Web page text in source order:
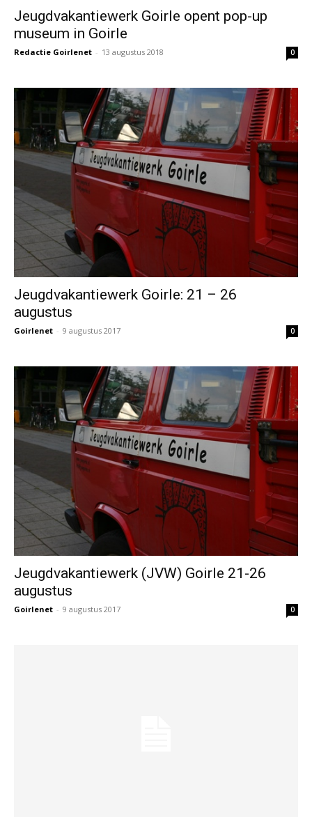
Jeugdvakantiewerk Goirle opent pop-up
museum in Goirle
Redactie Goirlenet - 13 augustus 2018 0
Jeugdvakantiewerk Goirle: 21 – 26
augustus
Goirlenet - 9 augustus 2017 0
Jeugdvakantiewerk (JVW) Goirle 21-26
augustus
Goirlenet - 9 augustus 2017 0